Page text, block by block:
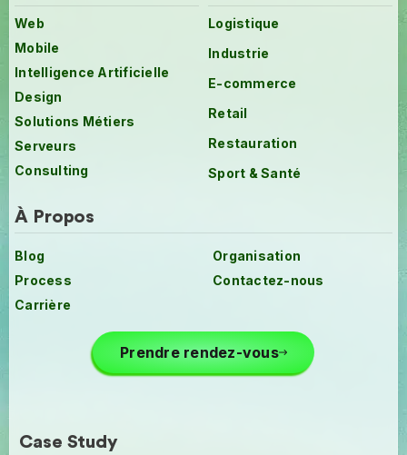
Web
Mobile
Intelligence Artificielle
Design
Solutions Métiers
Serveurs
Consulting
Logistique
Industrie
E-commerce
Retail
Restauration
Sport & Santé
À Propos
Blog
Organisation
Process
Contactez-nous
Carrière
Prendre rendez-vous
Case Study